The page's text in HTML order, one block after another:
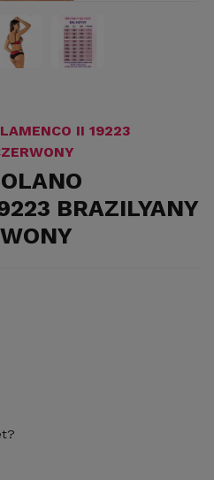
II 19223
BRAZILYANY